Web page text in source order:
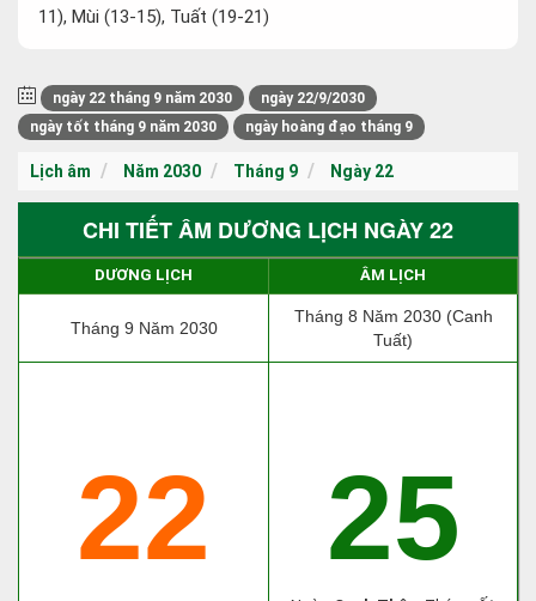
11), Mùi (13-15), Tuất (19-21)
ngày 22 tháng 9 năm 2030
ngày 22/9/2030
ngày tốt tháng 9 năm 2030
ngày hoàng đạo tháng 9
Lịch âm Năm 2030 Tháng 9 Ngày 22
CHI TIẾT ÂM DƯƠNG LỊCH NGÀY 22
DƯƠNG LỊCH ÂM LỊCH
Tháng 9 Năm 2030
Tháng 8 Năm 2030 (Canh
Tuất)
22 25